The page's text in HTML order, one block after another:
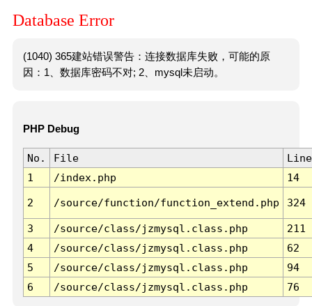
Database Error
(1040) 365建站错误警告：连接数据库失败，可能的原
因：1、数据库密码不对; 2、mysql未启动。
PHP Debug
No. File
Line
1
/index.php 14
2 /source/function/function_extend.php 324
3 /source/class/jzmysql.class.php
211
4
/source/class/jzmysql.class.php
62
5
/source/class/jzmysql.class.php
94
6
/source/class/jzmysql.class.php 76